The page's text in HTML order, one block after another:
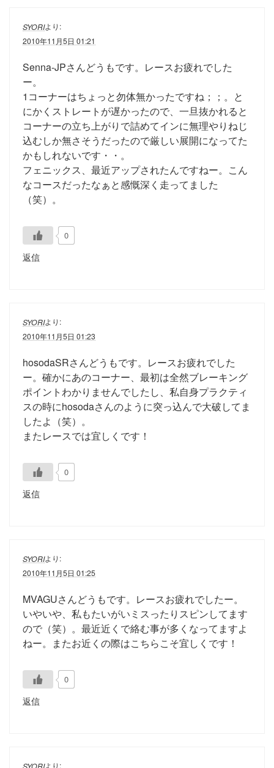
SYORIより:
2010年11月5日 01:21
Senna-JPさんどうもです。レースお疲れでした
ー。
1コーナーはちょっと勿体無かったですね；；。と
にかくストレートが遅かったので、一旦抜かれると
コーナーの立ち上がりで詰めてインに無理やりねじ
込むしか無さそうだったので厳しい展開になってた
かもしれないです・・。
フェニックス、最近アップされたんですねー。こん
なコースだったなぁと感慨深く走ってました
（笑）。
0
返信
SYORIより:
2010年11月5日 01:23
hosodaSRさんどうもです。レースお疲れでした
ー。確かにあのコーナー、最初は全然ブレーキング
ポイントわかりませんでしたし、私自身プラクティ
スの時にhosodaさんのように突っ込んで大破してま
したよ（笑）。
またレースでは宜しくです！
0
返信
SYORIより:
2010年11月5日 01:25
MVAGUさんどうもです。レースお疲れでしたー。
いやいや、私もたいがいミスったりスピンしてます
ので（笑）。最近近くで絡む事が多くなってますよ
ねー。またお近くの際はこちらこそ宜しくです！
0
返信
SYORIより: